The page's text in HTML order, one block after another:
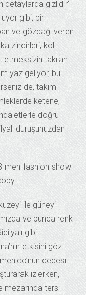
detaylarda gizlidir‘
gibi; bir
ve gözdağı veren
zincirleri, kol
takılan
yaz geliyor, bu
de, takım
ketene,
doğru
duruşunuzdan
ile güneyi
ve bunca renk
gibi
etkisini göz
dedesi
izlerken,
mezarında ters